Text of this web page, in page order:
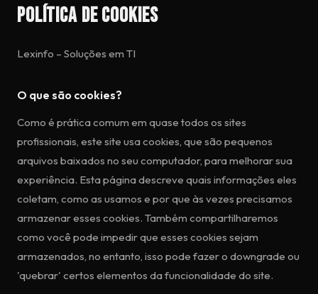
Política de Cookies
Lexinfo – Soluções em TI
O que são cookies?
Como é prática comum em quase todos os sites
profissionais, este site usa cookies, que são pequenos
arquivos baixados no seu computador, para melhorar sua
experiência. Esta página descreve quais informações eles
coletam, como as usamos e por que às vezes precisamos
armazenar esses cookies. Também compartilharemos
como você pode impedir que esses cookies sejam
armazenados, no entanto, isso pode fazer o downgrade ou
'quebrar' certos elementos da funcionalidade do site.